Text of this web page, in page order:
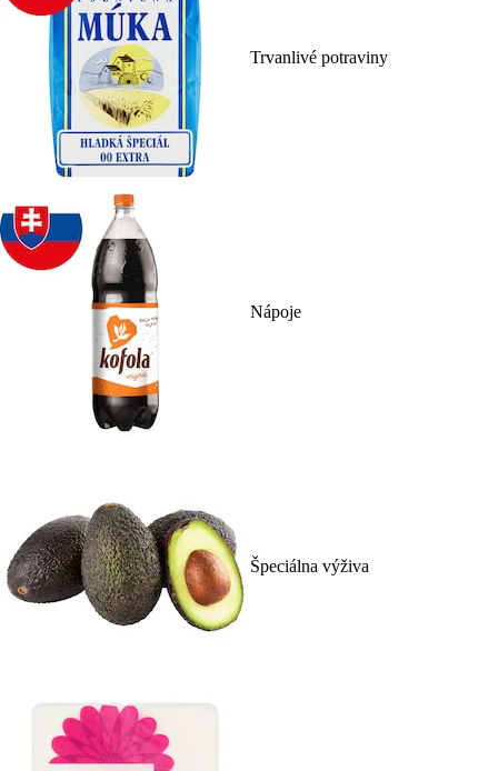
Trvanlivé potraviny
Nápoje
Špeciálna výživa